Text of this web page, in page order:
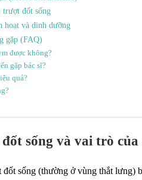
trượt đốt sống
hoạt và dinh dưỡng
gặp (FAQ)
được không?
gặp bác sĩ?
quả?
sống và vai trò
đốt sống (thường ở vùng thắt lưng)